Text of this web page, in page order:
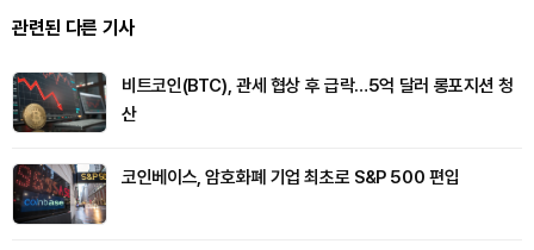
관련된 다른 기사
비트코인(BTC), 관세 협상 후 급락…5억 달러 롱포지션 청
산
코인베이스, 암호화폐 기업 최초로 S&P 500 편입